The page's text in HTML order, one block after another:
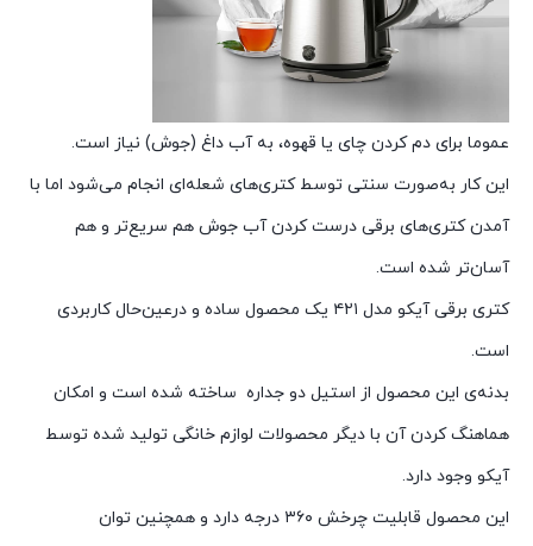
عموما برای دم کردن چای یا قهوه، به آب داغ (جوش) نیاز است.
این کار به‌صورت سنتی توسط کتری‌‌‌های شعله‌ای انجام می‌شود اما با
آمدن کتری‌های برقی درست کردن آب جوش هم سریع‌تر و هم
آسان‌تر شده است.
کتری برقی آیکو مدل ۴۲۱ یک محصول ساده و درعین‌حال کاربردی
است.
بدنه‌ی این محصول از استیل دو جداره ساخته شده است و امکان
هماهنگ کردن آن با دیگر محصولات لوازم خانگی تولید شده توسط
آیکو وجود دارد.
این محصول قابلیت چرخش ۳۶۰ درجه دارد و همچنین توان